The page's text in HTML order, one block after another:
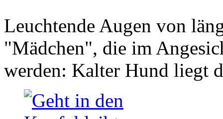
Leuchtende Augen von
"Mädchen", die im
werden: Kalter Hund liegt